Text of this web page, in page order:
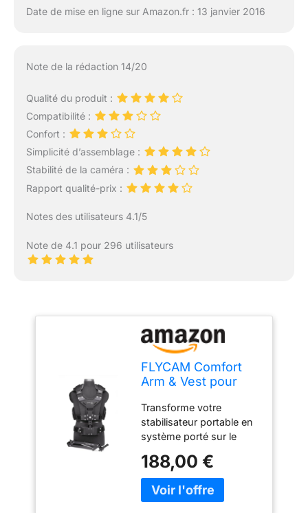
Date de mise en ligne sur Amazon.fr : 13 janvier 2016
Note de la rédaction 14/20
Qualité du produit :
Compatibilité :
Confort :
Simplicité d’assemblage :
Stabilité de la caméra :
Rapport qualité-prix :
Notes des utilisateurs 4.1/5
Note de 4.1 pour 296 utilisateurs
FLYCAM Comfort
Arm & Vest pour
Portables, Body rig
5 kg
Transforme votre
stabilisateur portable en
système porté sur le
absorbe les secousses
et les chocs, tandis que
le gilet transfère le poids
188,00 €